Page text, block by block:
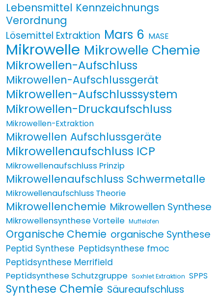
Lebensmittel Kennzeichnungs
Verordnung
Lösemittel Extraktion Mars 6 MASE
Mikrowelle Mikrowelle Chemie
Mikrowellen-Aufschluss
Mikrowellen-Aufschlussgerät
Mikrowellen-Aufschlusssystem
Mikrowellen-Druckaufschluss
Mikrowellen-Extraktion
Mikrowellen Aufschlussgeräte
Mikrowellenaufschluss ICP
Mikrowellenaufschluss Prinzip
Mikrowellenaufschluss Schwermetalle
Mikrowellenaufschluss Theorie
Mikrowellenchemie Mikrowellen Synthese
Mikrowellensynthese Vorteile Muffelofen
Organische Chemie organische Synthese
Peptid Synthese Peptidsynthese fmoc
Peptidsynthese Merrifield
Peptidsynthese Schutzgruppe Soxhlet Extraktion SPPS
Synthese Chemie Säureaufschluss